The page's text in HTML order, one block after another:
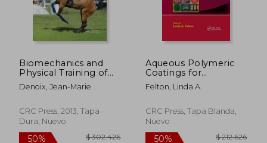
50%
Biomechanics and
Physical Training of
the Horse (en Inglés)
Denoix, Jean-Marie
CRC Press, 2013, Tapa
Dura, Nuevo
Aqueous Polymeric
Coatings for
Pharmaceutical
Dosage Forms (Drugs
Pharmaceutical
Sciences) (en Inglés)
Felton, Linda A.
CRC Press, Tapa Blanda,
Nuevo